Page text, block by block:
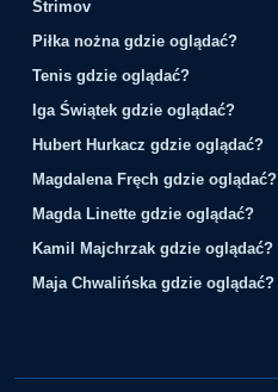
Strimov
Piłka nożna gdzie oglądać?
Tenis gdzie oglądać?
Iga Świątek gdzie oglądać?
Hubert Hurkacz gdzie oglądać?
Magdalena Fręch gdzie oglądać?
Magda Linette gdzie oglądać?
Kamil Majchrzak gdzie oglądać?
Maja Chwalińska gdzie oglądać?